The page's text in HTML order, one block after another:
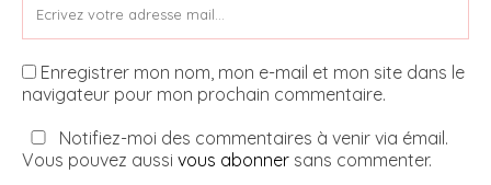
Enregistrer mon nom, mon e-mail et mon site dans le
navigateur pour mon prochain commentaire.
Notifiez-moi des commentaires à venir via émail.
Vous pouvez aussi vous abonner sans commenter.